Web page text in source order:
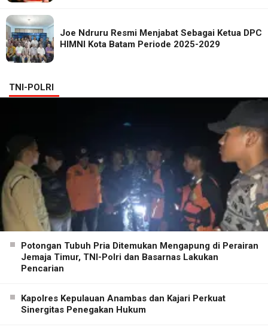
Joe Ndruru Resmi Menjabat Sebagai Ketua DPC
HIMNI Kota Batam Periode 2025-2029
TNI-POLRI
Potongan Tubuh Pria Ditemukan Mengapung di Perairan
Jemaja Timur, TNI-Polri dan Basarnas Lakukan
Pencarian
Kapolres Kepulauan Anambas dan Kajari Perkuat
Sinergitas Penegakan Hukum